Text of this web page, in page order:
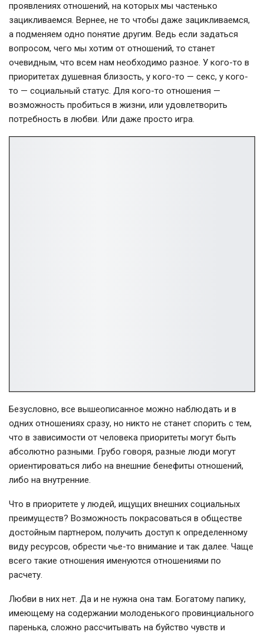
проявлениях отношений, на которых мы частенько
зацикливаемся. Вернее, не то чтобы даже зацикливаемся,
а подменяем одно понятие другим. Ведь если задаться
вопросом, чего мы хотим от отношений, то станет
очевидным, что всем нам необходимо разное. У кого-то в
приоритетах душевная близость, у кого-то — секс, у кого-
то — социальный статус. Для кого-то отношения —
возможность пробиться в жизни, или удовлетворить
потребность в любви. Или даже просто игра.
Безусловно, все вышеописанное можно наблюдать и в
одних отношениях сразу, но никто не станет спорить с тем,
что в зависимости от человека приоритеты могут быть
абсолютно разными. Грубо говоря, разные люди могут
ориентироваться либо на внешние бенефиты отношений,
либо на внутренние.
Что в приоритете у людей, ищущих внешних социальных
преимуществ? Возможность покрасоваться в обществе
достойным партнером, получить доступ к определенному
виду ресурсов, обрести чье-то внимание и так далее. Чаще
всего такие отношения именуются отношениями по
расчету.
Любви в них нет. Да и не нужна она там. Богатому папику,
имеющему на содержании молоденького провинциального
паренька, сложно рассчитывать на буйство чувств и